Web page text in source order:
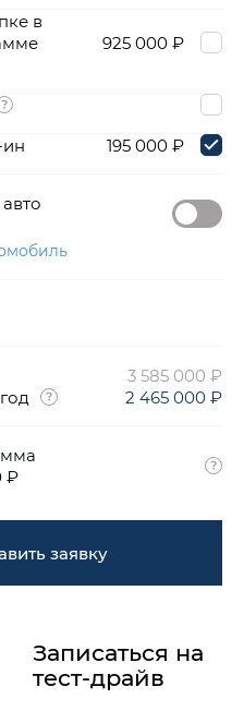
в
925 000 ₽
195 000 ₽
3 585 000 ₽
2 465 000 ₽
₽
заявку
Записаться на
тест-драйв